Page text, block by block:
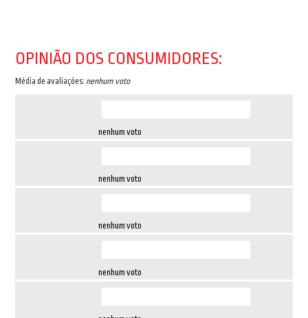
OPINIÃO DOS CONSUMIDORES:
Média de avaliações: nenhum voto
nenhum voto
nenhum voto
nenhum voto
nenhum voto